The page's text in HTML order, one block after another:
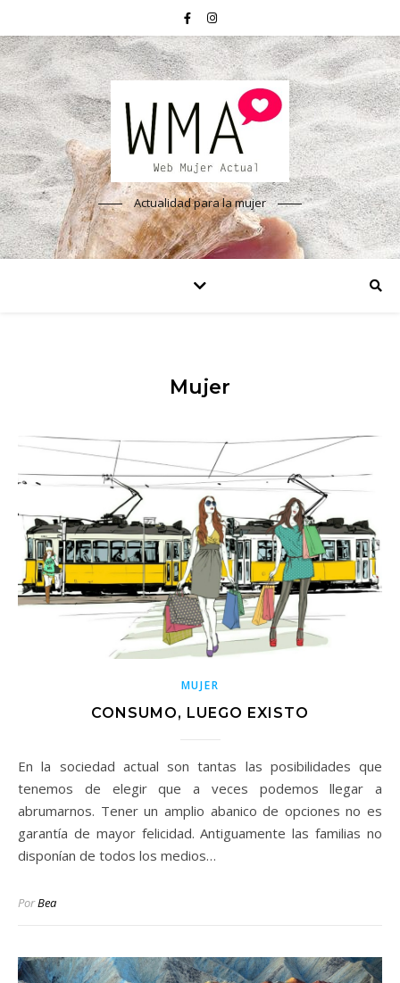
Actualidad para la mujer
Mujer
MUJER
CONSUMO, LUEGO EXISTO
En la sociedad actual son tantas las posibilidades que
tenemos de elegir que a veces podemos llegar a
abrumarnos. Tener un amplio abanico de opciones no es
garantía de mayor felicidad. Antiguamente las familias no
disponían de todos los medios…
PorBea